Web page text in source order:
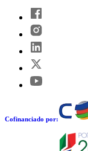
Cofinanciado por: